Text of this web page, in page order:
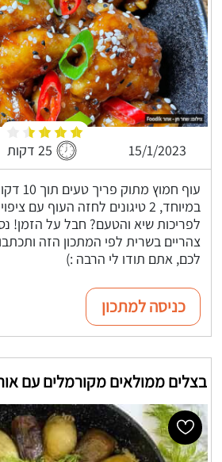
15/1/2023 25 דקות
עוף
במיוחד, 2 טיגונים לחזה העוף עם
לפריכות שיא והטעם? חבל על הזמן!
צהריים בשרית לפי המתכון הזה
לכם, אתם תודו לי הרבה :)
כניסה למתכון
בצלים ממולאים מקורמלים עם